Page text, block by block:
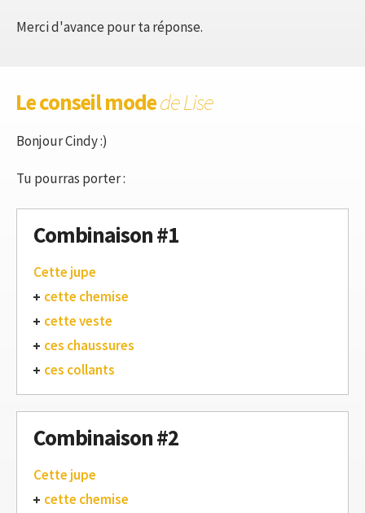
Merci d'avance pour ta réponse.
Le conseil modede Lise
Bonjour Cindy :)
Tu pourras porter :
Combinaison #1
Cette jupe
cette chemise
cette veste
ces chaussures
ces collants
Combinaison #2
Cette jupe
cette chemise